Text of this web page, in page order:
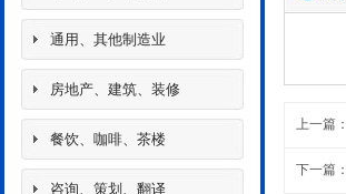
通用、其他制造业
房地产、建筑、装修
餐饮、咖啡、茶楼
咨询、策划、翻译
上一篇：
下一篇：